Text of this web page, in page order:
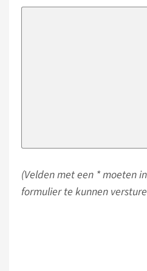
(Velden met een * moeten
formulier te kunnen